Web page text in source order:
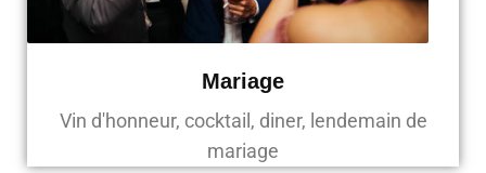
Mariage
Vin d'honneur, cocktail, diner, lendemain de
mariage